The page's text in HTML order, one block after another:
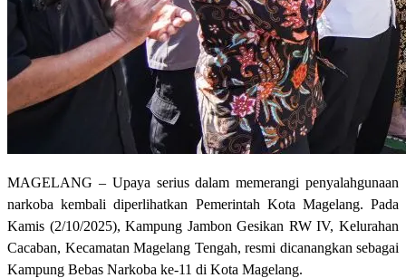
MAGELANG – Upaya serius dalam memerangi penyalahgunaan
narkoba kembali diperlihatkan Pemerintah Kota Magelang. Pada
Kamis (2/10/2025), Kampung Jambon Gesikan RW IV, Kelurahan
Cacaban, Kecamatan Magelang Tengah, resmi dicanangkan sebagai
Kampung Bebas Narkoba ke-11 di Kota Magelang.